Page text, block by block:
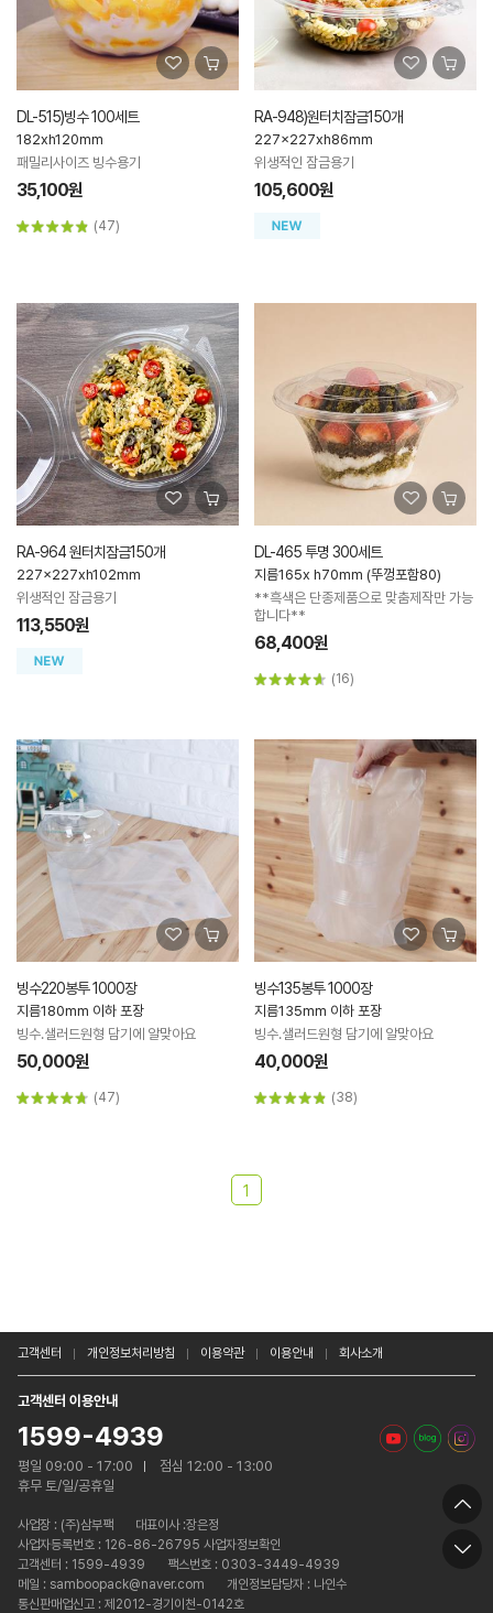
DL-515)빙수 100세트
182xh120mm
패밀리사이즈 빙수용기
35,100원
(47)
RA-948)원터치잠금150개
227x227xh86mm
위생적인 잠금용기
105,600원
RA-964 원터치잠금150개
227x227xh102mm
위생적인 잠금용기
113,550원
DL-465 투명 300세트
지름165x h70mm (뚜껑포함80)
**흑색은 단종제품으로 맞춤제작만 가능
합니다**
68,400원
(16)
빙수220봉투 1000장
지름180mm 이하 포장
빙수.샐러드원형 담기에 알맞아요
50,000원
(47)
빙수135봉투 1000장
지름135mm 이하 포장
빙수.샐러드원형 담기에 알맞아요
40,000원
(38)
1
고객센터 개인정보처리방침 이용약관 이용안내 회사소개
고객센터 이용안내
1599-4939
평일 09:00 - 17:00
점심 12:00 - 13:00
휴무 토/일/공휴일
사업장 : (주)삼부팩
대표이사 :장은정
사업자등록번호 : 126-86-26795 사업자정보확인
고객센터 : 1599-4939
팩스번호 : 0303-3449-4939
메일 : samboopack@naver.com
개인정보담당자 : 나인수
통신판매업신고 : 제2012-경기이천-0142호